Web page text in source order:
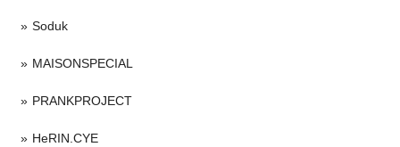
Soduk
MAISONSPECIAL
PRANKPROJECT
HeRIN.CYE